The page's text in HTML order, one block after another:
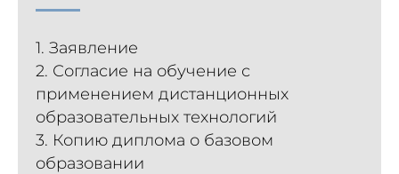
1. Заявление
2. Согласие на обучение с
применением дистанционных
образовательных технологий
3. Копию диплома о базовом
образовании